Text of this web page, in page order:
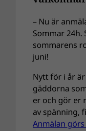
– Nu är
Sommar 24h.
sommarens
juni!
Nytt för i år
gäddorna
er och gör er
av spänning,
Anmälan